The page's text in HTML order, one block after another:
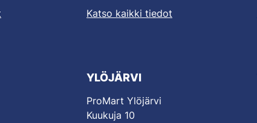
Katso kaikki tiedot
YLÖJÄRVI
ProMart Ylöjärvi
Kuukuja 10